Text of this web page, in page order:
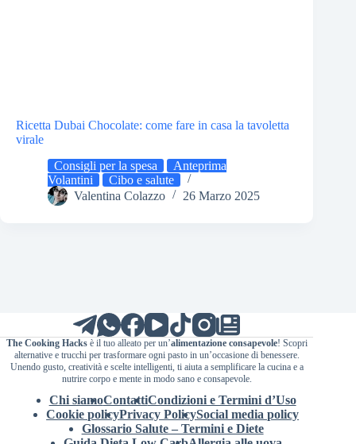
Ricetta Dubai Chocolate: come fare in casa la tavoletta
virale
Consigli per la spesa
Anteprima
Volantini
Cibo e salute
Valentina Colazzo
26 Marzo 2025
The Cooking Hacksè il tuo alleato per un’alimentazione consapevole! Scopri
alternative e trucchi per trasformare ogni pasto in un’occasione di benessere.
Unendo gusto, creatività e scelte intelligenti, ti aiuta a semplificare la cucina e a
nutrire corpo e mente in modo sano e consapevole.
Chi siamoContattiCondizioni e Termini d’Uso
Cookie policyPrivacy PolicySocial media policy
Glossario Salute – Termini e Diete